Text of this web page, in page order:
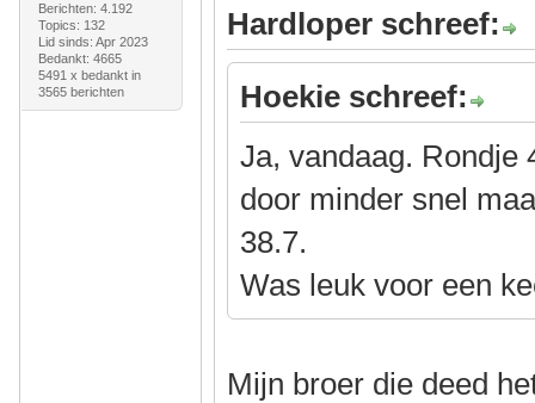
Berichten: 4.192
Topics: 132
Lid sinds: Apr 2023
Bedankt: 4665
5491 x bedankt in
3565 berichten
Hardloper schreef:
Hoekie schreef:
Ja, vandaag. Rondje
door minder snel
38.7.
Was leuk voor een
Mijn broer die deed